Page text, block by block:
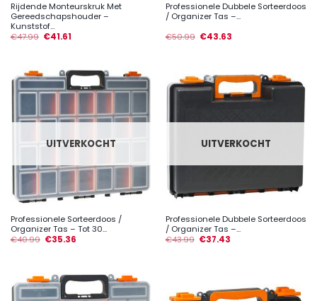
Rijdende Monteurskruk Met
Gereedschapshouder –
Kunststof...
€47.99 €41.61
Professionele Dubbele Sorteerdoos
/ Organizer Tas –...
€50.99 €43.63
UITVERKOCHT
Professionele Sorteerdoos /
Organizer Tas – Tot 30...
€40.99 €35.36
UITVERKOCHT
Professionele Dubbele Sorteerdoos
/ Organizer Tas –...
€43.99 €37.43